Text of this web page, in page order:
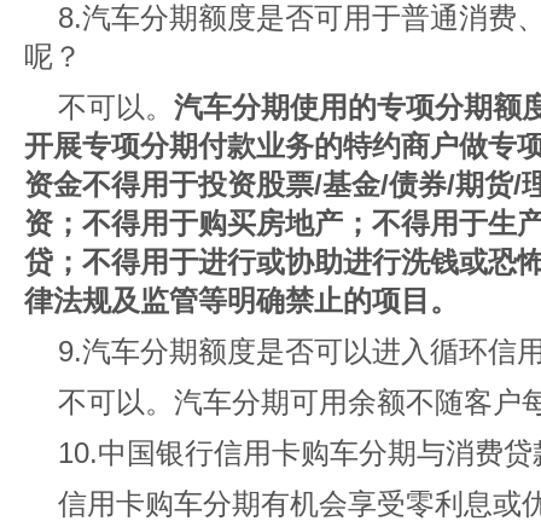
8.汽车分期额度是否可用于普通消费
呢？
不可以。 汽车分期使用的专项分期额
开展专项分期付款业务的特约商户做专
资金不得用于投资股票/基金/债券/期货/
资；不得用于购买房地产；不得用于生
贷；不得用于进行或协助进行洗钱或恐
律法规及监管等明确禁止的项目。
9.汽车分期额度是否可以进入循环信
不可以。汽车分期可用余额不随客户
10.中国银行信用卡购车分期与消费
信用卡购车分期有机会享受零利息或